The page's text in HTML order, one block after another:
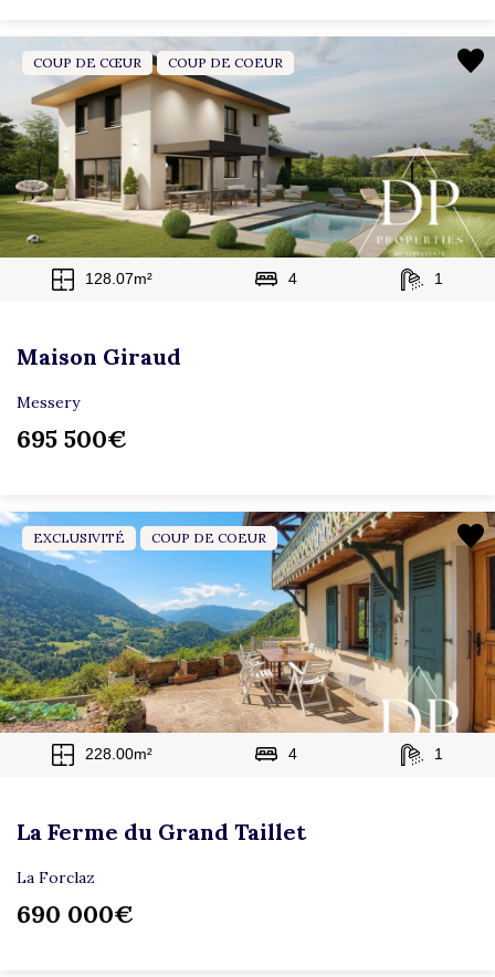
COUP DE CŒUR COUP DE COEUR
128.07m² 4 1
Maison Giraud
Messery
695 500€
EXCLUSIVITÉ COUP DE COEUR
228.00m² 4 1
La Ferme du Grand Taillet
La Forclaz
690 000€